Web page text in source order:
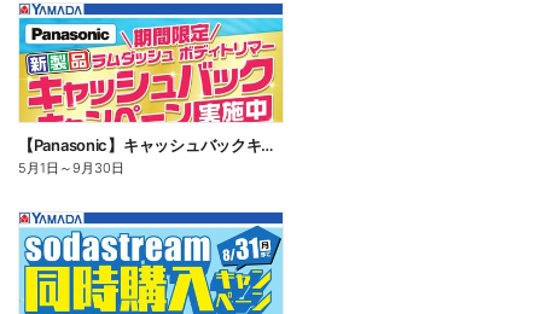
【Panasonic】キャッシュバックキャンペーン
5月1日 ～9月30日